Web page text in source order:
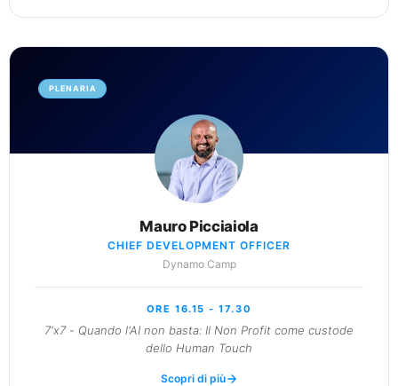
PLENARIA
Mauro Picciaiola
CHIEF DEVELOPMENT OFFICER
Dynamo Camp
ORE 16.15 - 17.30
7'x7 - Quando l'AI non basta: Il Non Profit come custode
dello Human Touch
Scopri di più